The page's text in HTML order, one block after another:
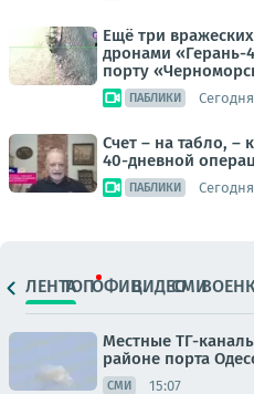
Ещё три
дронами «Герань-
порту
ПАБЛИКИ
Счет – на табло, –
40-дневной
ПАБЛИКИ
ЛЕНТАТОПОФИЦ.ВИДЕОСМИ
Местные ТГ-
районе порта
СМИ 15:07